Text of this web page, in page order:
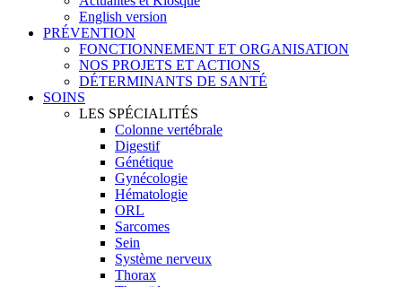
English version
PRÉVENTION
FONCTIONNEMENT ET ORGANISATION
NOS PROJETS ET ACTIONS
DÉTERMINANTS DE SANTÉ
SOINS
LES SPÉCIALITÉS
Colonne vertébrale
Digestif
Génétique
Gynécologie
Hématologie
ORL
Sarcomes
Sein
Système nerveux
Thorax